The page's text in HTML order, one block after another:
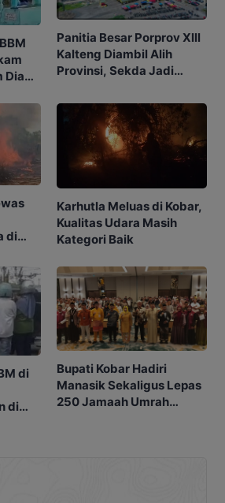
Panitia Besar Porprov Xlll
Kalteng Diambil Alih
Provinsi, Sekda Jadi
di
Karhutla Meluas di Kobar,
Kualitas Udara Masih
Kategori Baik
di
di
Bupati Kobar Hadiri
Manasik Sekaligus Lepas
250 Jamaah Umrah